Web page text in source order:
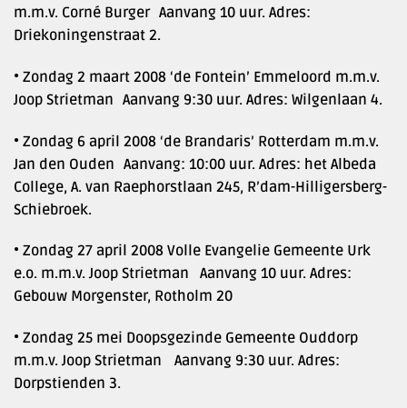
m.m.v. Corné Burger Aanvang 10 uur. Adres:
Driekoningenstraat 2.
• Zondag 2 maart 2008 ‘de Fontein’ Emmeloord m.m.v.
Joop Strietman Aanvang 9:30 uur. Adres: Wilgenlaan 4.
• Zondag 6 april 2008 ‘de Brandaris’ Rotterdam m.m.v.
Jan den Ouden Aanvang: 10:00 uur. Adres: het Albeda
College, A. van Raephorstlaan 245, R’dam-Hilligersberg-
Schiebroek.
• Zondag 27 april 2008 Volle Evangelie Gemeente Urk
e.o. m.m.v. Joop Strietman Aanvang 10 uur. Adres:
Gebouw Morgenster, Rotholm 20
• Zondag 25 mei Doopsgezinde Gemeente Ouddorp
m.m.v. Joop Strietman Aanvang 9:30 uur. Adres:
Dorpstienden 3.